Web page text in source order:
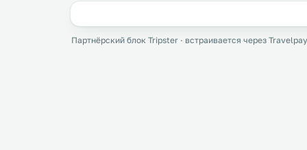
Партнёрский блок Tripster · встраивается через